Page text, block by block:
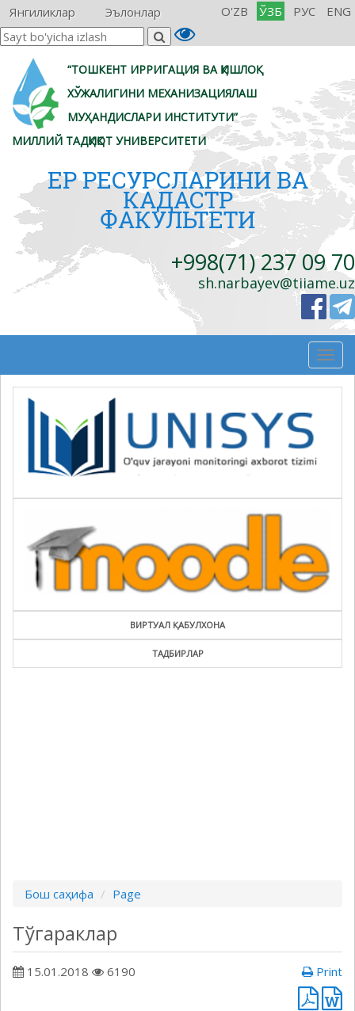
Янгиликлар Эълонлар O'ZB ЎЗБ РУС ENG
“ТОШКЕНТ ИРРИГАЦИЯ ВА ҚИШЛОҚ
ХЎЖАЛИГИНИ МЕХАНИЗАЦИЯЛАШ
МУҲАНДИСЛАРИ ИНСТИТУТИ”
МИЛЛИЙ ТАДҚИҚОТ УНИВЕРСИТЕТИ
ЕР РЕСУРСЛАРИНИ ВА
КАДАСТР
ФАКУЛЬТЕТИ
+998(71) 237 09 70
sh.narbayev@tiiame.uz
ВИРТУАЛ ҚАБУЛХОНА
ТАДБИРЛАР
Бош саҳифа Page
Тўгараклар
15.01.2018 6190 Print